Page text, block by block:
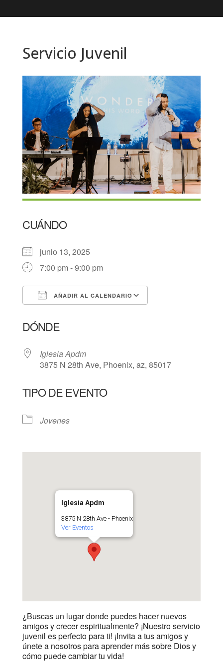
Servicio Juvenil
CUÁNDO
junio 13, 2025
7:00 pm - 9:00 pm
AÑADIR AL CALENDARIO
DÓNDE
Iglesia Apdm
3875 N 28th Ave, Phoenix, az, 85017
TIPO DE EVENTO
Jovenes
Iglesia Apdm
3875 N 28th Ave - Phoenix
Ver Eventos
¿Buscas un lugar donde puedes hacer nuevos
amigos y crecer espiritualmente? ¡Nuestro servicio
juvenil es perfecto para ti! ¡Invita a tus amigos y
únete a nosotros para aprender más sobre Dios y
cómo puede cambiar tu vida!